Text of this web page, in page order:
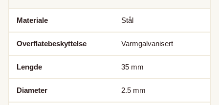
Materiale Stål
Overflatebeskyttelse Varmgalvanisert
Lengde 35 mm
Diameter 2.5 mm